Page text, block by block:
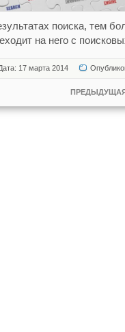
поиска, тем
на него с
17 марта 2014